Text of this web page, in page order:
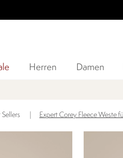
Herren Damen
Sellers Expert Corey Fleece Weste